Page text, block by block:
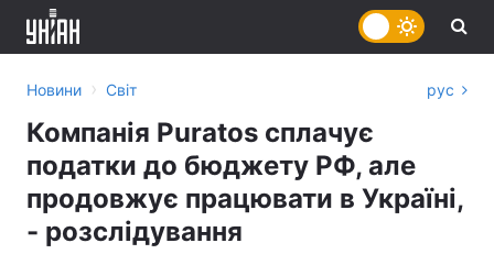
Новини › Світ рус
Компанія Puratos сплачує
податки до бюджету РФ, але
продовжує працювати в Україні,
- розслідування